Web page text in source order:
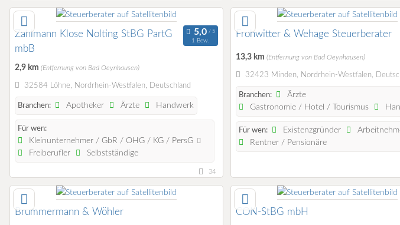
Zahlmann Klose Nolting StBG PartG
mbB
1 Bew.
2,9 km (Entfernung von Bad Oeynhausen)
32584 Löhne, Nordrhein-Westfalen, Deutschland
Branchen: Apotheker Ärzte Handwerk
Für wen:
Kleinunternehmer / GbR / OHG / KG / PersG
Freiberufler
Selbstständige
34
Frohwitter & Wehage Steuerberater
13,3 km (Entfernung von Bad Oeynhausen)
32423 Minden, Nordrhein-Westfalen,
Branchen:
Ärzte
Gastronomie / Hotel / Tourismus
Für wen: Existenzgründer
Rentner / Pensionäre
Brummermann & Wöhler CON-StBG mbH